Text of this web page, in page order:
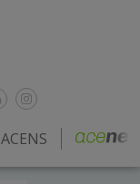
ACENS